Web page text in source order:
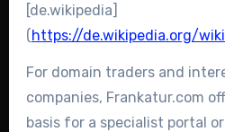
[de.wikipedia]
(https://de.wikipedia.org/
For domain traders and
companies, Frankatur.com
basis for a specialist portal